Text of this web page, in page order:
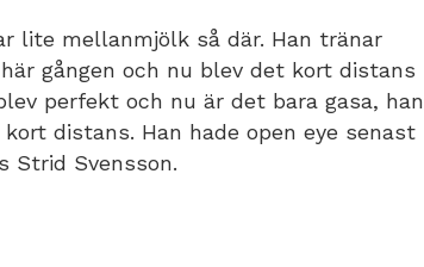
lite mellanmjölk så där. Han tränar
gången och nu blev det kort distans
perfekt och nu är det bara gasa, han
distans. Han hade open eye senast
Strid Svensson.